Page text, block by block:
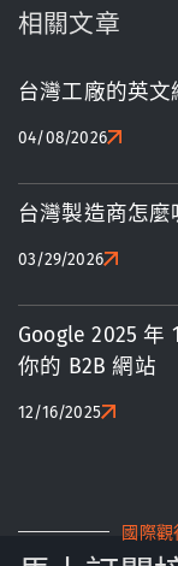
相關文章
台灣工廠的英
04/08/2026
台灣製造商怎
03/29/2026
Google 2025 年
你的 B2B 網站
12/16/2025
國際觀